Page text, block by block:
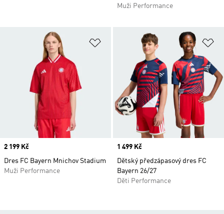
Muži Performance
Přidat do seznamu přání
Price
2 199 Kč
Dres FC Bayern Mnichov Stadium
Muži Performance
Price
1 499 Kč
Dětský předzápasový dres FC
Bayern 26/27
Děti Performance